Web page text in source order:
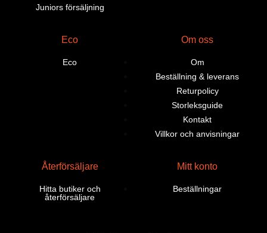
Juniors försäljning
Eco
Eco
Om oss
Om
Beställning & leverans
Returpolicy
Storleksguide
Kontakt
Villkor och anvisningar
Återförsäljare
Hitta butiker och
återförsäljare
Mitt konto
Beställningar